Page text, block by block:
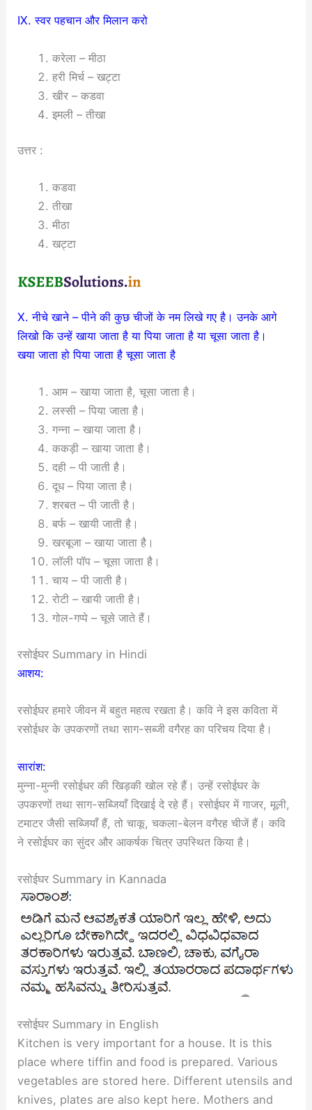
IX. स्वर पहचान और मिलान करो
करेला – मीठा
हरी मिर्च – खट्टा
खीर – कडवा
इमली – तीखा
उत्तर :
कडवा
तीखा
मीठा
खट्टा
X. नीचे खाने – पीने की कुछ चीजों के नम लिखे गए है। उनके आगे
लिखो कि उन्हें खाया जाता है या पिया जाता है या चूसा जाता है।
खया जाता हो पिया जाता है चूसा जाता है
आम – खाया जाता है, चूसा जाता है।
लस्सी – पिया जाता है।
गन्ना – खाया जाता है।
ककड़ी – खाया जाता है।
दही – पी जाती है।
दूध – पिया जाता है।
शरबत – पी जाती है।
बर्फ – खायी जाती है।
खरबूजा – खाया जाता है।
लॉली पॉप – चूसा जाता है।
चाय – पी जाती है।
रोटी – खायी जाती है।
गोल-गप्पे – चूसे जाते हैं।
रसोईघर Summary in Hindi
आशय:
रसोईघर हमारे जीवन में बहुत महत्व रखता है। कवि ने इस कविता में
रसोईधर के उपकरणों तथा साग-सब्जी वगैरह का परिचय दिया है।
सारांश:
मुन्ना-मुन्नी रसोईधर की खिड़की खोल रहे हैं। उन्हें रसोईघर के
उपकरणों तथा साग-सब्जियाँ दिखाई दे रहे हैं। रसोईघर में गाजर, मूली,
टमाटर जैसी सब्जियाँ हैं, तो चाकू, चकला-बेलन वगैरह चीजें हैं। कवि
ने रसोईघर का सुंदर और आकर्षक चित्र उपस्थित किया है।
रसोईघर Summary in Kannada
रसोईघर Summary in English
Kitchen is very important for a house. It is this
place where tiffin and food is prepared. Various
vegetables are stored here. Different utensils and
knives, plates are also kept here. Mothers and